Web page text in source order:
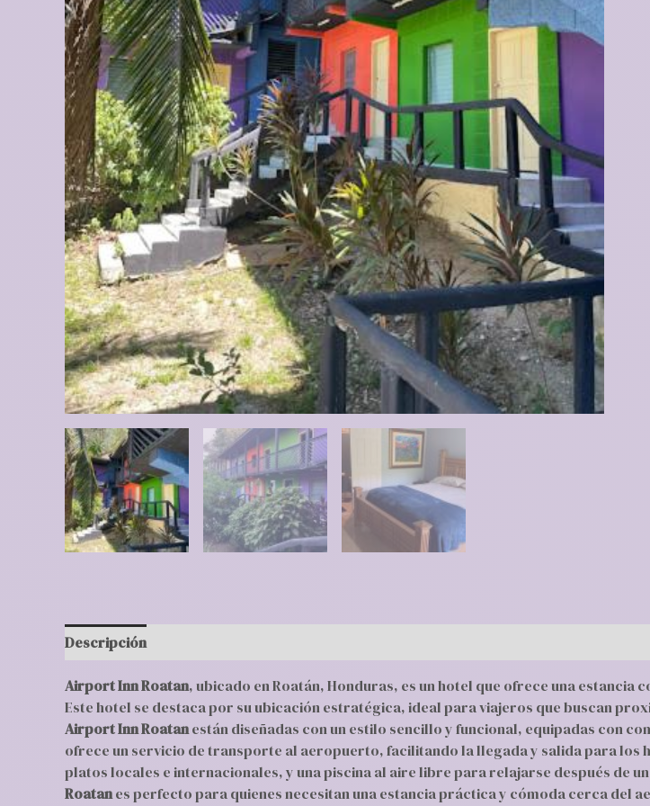
Descripción
Airport Inn Roatan, ubicado en Roatán, Honduras, es un hotel que ofrece una
Este hotel se destaca por su ubicación estratégica, ideal para viajeros que buscan
Airport Inn Roatanestán diseñadas con un estilo sencillo y funcional, equipadas con
ofrece un servicio de transporte al aeropuerto, facilitando la llegada y salida para los
platos locales e internacionales, y una piscina al aire libre para relajarse después de
Roatanes perfecto para quienes necesitan una estancia práctica y cómoda cerca del